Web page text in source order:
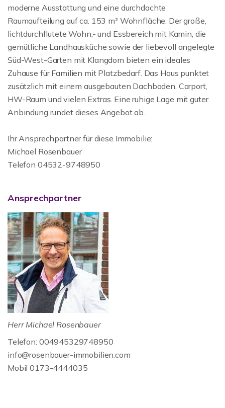
moderne Ausstattung und eine durchdachte
Raumaufteilung auf ca. 153 m² Wohnfläche. Der große,
lichtdurchflutete Wohn,- und Essbereich mit Kamin, die
gemütliche Landhausküche sowie der liebevoll angelegte
Süd-West-Garten mit Klangdom bieten ein ideales
Zuhause für Familien mit Platzbedarf. Das Haus punktet
zusätzlich mit einem ausgebauten Dachboden, Carport,
HW-Raum und vielen Extras. Eine ruhige Lage mit guter
Anbindung rundet dieses Angebot ab.
Ihr Ansprechpartner für diese Immobilie:
Michael Rosenbauer
Telefon 04532-9748950
Ansprechpartner
Herr Michael Rosenbauer
Telefon: 004945329748950
info@rosenbauer-immobilien.com
Mobil 0173-4444035